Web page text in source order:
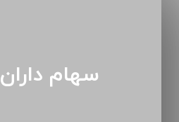
سهام داران